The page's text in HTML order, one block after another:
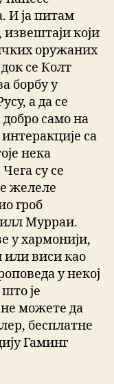
И ја питам
који
оружаних
се Колт
борбу у
а да се
само на
са
нека
су се
желеле
гроб
Мурраи.
у хармонији,
или виси као
у некој
је
можете да
бесплатне
Гаминг